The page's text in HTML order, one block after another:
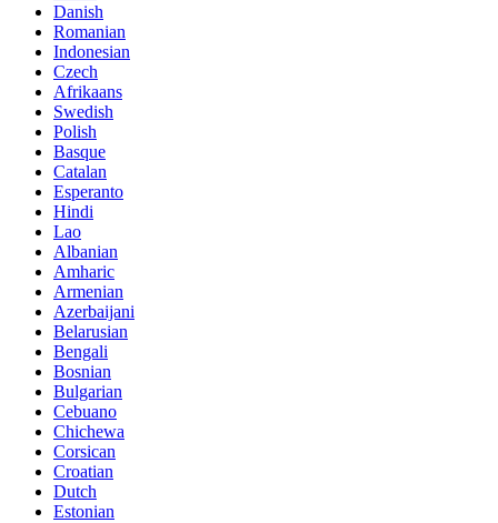
Danish
Romanian
Indonesian
Czech
Afrikaans
Swedish
Polish
Basque
Catalan
Esperanto
Hindi
Lao
Albanian
Amharic
Armenian
Azerbaijani
Belarusian
Bengali
Bosnian
Bulgarian
Cebuano
Chichewa
Corsican
Croatian
Dutch
Estonian